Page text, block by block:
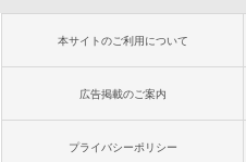
本サイトのご利用について
広告掲載のご案内
プライバシーポリシー